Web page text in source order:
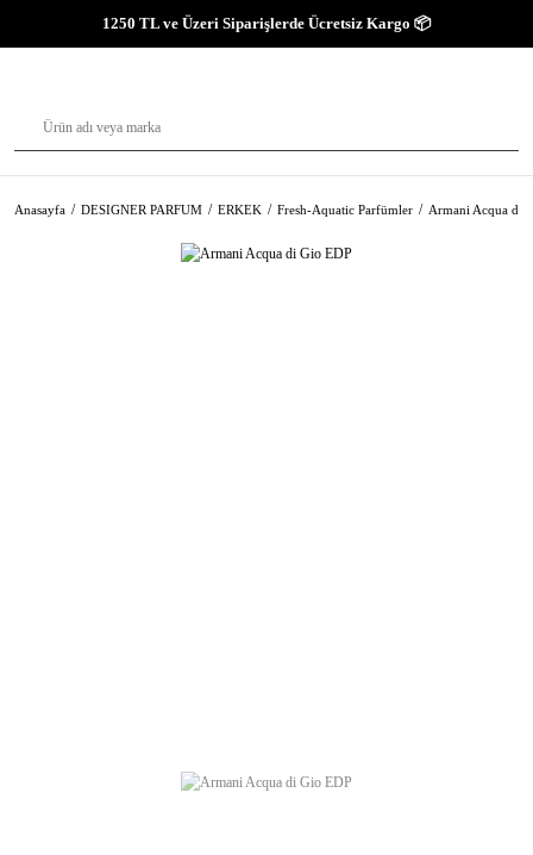
1250 TL ve Üzeri Siparişlerde Ücretsiz Kargo 📦
Anasayfa DESIGNER PARFUM ERKEK Fresh-Aquatic Parfümler Armani Acqua di